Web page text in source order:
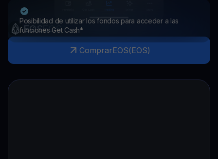
Posibilidad de utilizar los fondos para acceder a las
funciones Get Cash*
EOSEOS
ComprarEOS(EOS)